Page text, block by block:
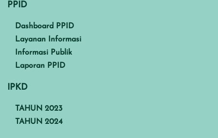
PPID
Dashboard PPID
Layanan Informasi
Informasi Publik
Laporan PPID
IPKD
TAHUN 2023
TAHUN 2024